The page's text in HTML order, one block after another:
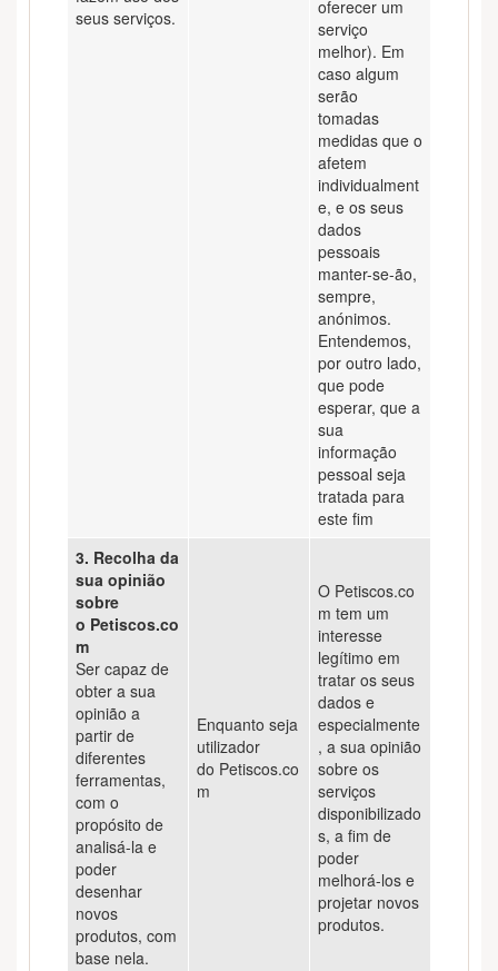
seus serviços.
oferecer um
serviço
melhor). Em
caso algum
serão
tomadas
medidas que o
afetem
individualment
e, e os seus
dados
pessoais
manter-se-ão,
sempre,
anónimos.
Entendemos,
por outro lado,
que pode
esperar, que a
sua
informação
pessoal seja
tratada para
este fim
3. Recolha da
sua opinião
sobre
o Petiscos.co
m
Ser capaz de
obter a sua
opinião a
partir de
diferentes
ferramentas,
com o
propósito de
analisá-la e
poder
desenhar
novos
produtos, com
base nela.
Enquanto seja
utilizador
do Petiscos.co
m
O Petiscos.co
m tem um
interesse
legítimo em
tratar os seus
dados e
especialmente
, a sua opinião
sobre os
serviços
disponibilizado
s, a fim de
poder
melhorá-los e
projetar novos
produtos.